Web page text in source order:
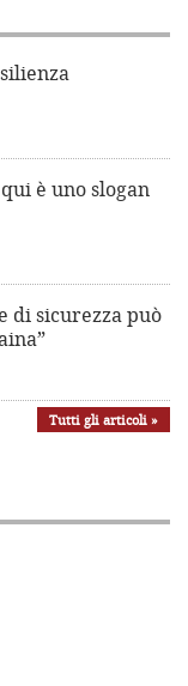
qui è uno slogan
di sicurezza può
Tutti gli articoli »